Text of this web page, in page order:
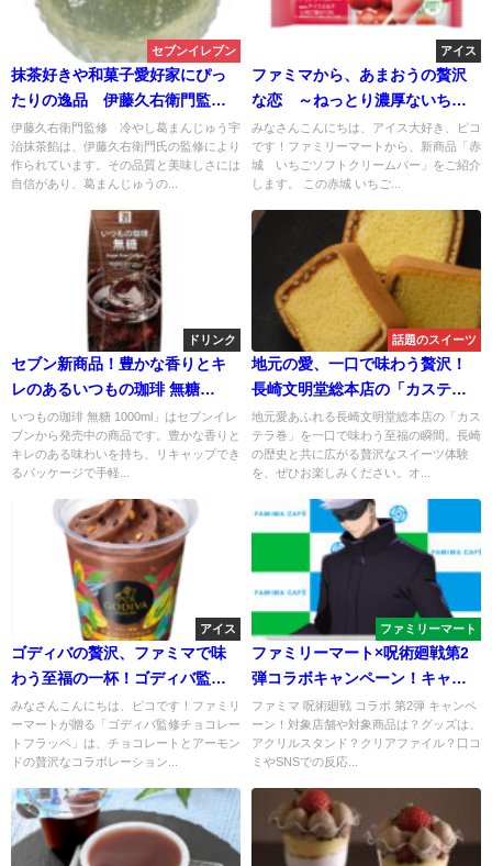
セブンイレブン
抹茶好きや和菓子愛好家にぴっ
たりの逸品 伊藤久右衛門監
修 冷やし葛まんじゅう宇治抹
茶餡
伊藤久右衛門監修 冷やし葛まんじゅう宇
治抹茶餡は、伊藤久右衛門氏の監修により
作られています。その品質と美味しさには
自信があり、葛まんじゅうの...
アイス
ファミマから、あまおうの贅沢
な恋 ～ねっとり濃厚ないちご
ソフトクリームバー～
みなさんこんにちは、アイス大好き、ピコ
です！ファミリーマートから、新商品「赤
城 いちごソフトクリームバー」をご紹介
します。 この赤城 いちご...
ドリンク
セブン新商品！豊かな香りとキ
レのあるいつもの珈琲 無糖
1000mlがリニューアル！
いつもの珈琲 無糖 1000ml」はセブンイレ
ブンから発売中の商品です。豊かな香りと
キレのある味わいを持ち、リキャップでき
るパッケージで手軽...
話題のスイーツ
地元の愛、一口で味わう贅沢！
長崎文明堂総本店の「カステラ
巻」
地元愛あふれる長崎文明堂総本店の「カス
テラ巻」を一口で味わう至福の瞬間。長崎
の歴史と共に広がる贅沢なスイーツ体験
を、ぜひお楽しみください。オ...
アイス
ゴディバの贅沢、ファミマで味
わう至福の一杯！ゴディバ監修
チョコレートフラッペ
みなさんこんにちは、ピコです！ファミリ
ーマートが贈る「ゴディバ監修チョコレー
トフラッペ」は、チョコレートとアーモン
ドの贅沢なコラボレーション...
ファミリーマート
ファミリーマート×呪術廻戦第2
弾コラボキャンペーン！キャラ
名言入りカップ＆オリジナルグ
ッズが登場
ファミマ 呪術廻戦 コラボ 第2弾 キャンペ
ーン！対象店舗や対象商品は？グッズは、
アクリルスタンド？クリアファイル？口コ
ミやSNSでの反応...